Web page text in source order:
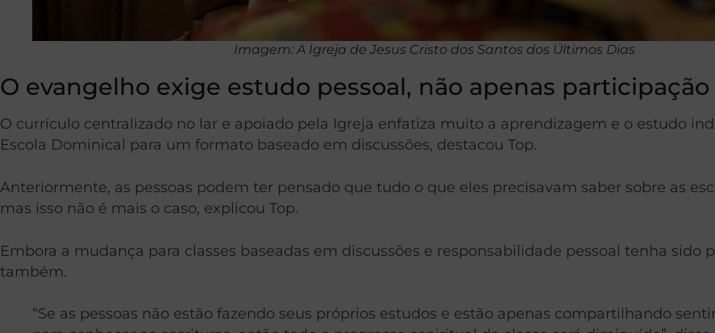
Imagem: A Igreja de Jesus Cristo dos Santos dos Últimos Dias
O evangelho exige estudo pessoal, não apenas participação
O currículo centralizado no lar e apoiado pela Igreja enfatiza muito a aprendizagem e o estudo
Escola Dominical para um formato baseado em discussões, destacou Top.
Anteriormente, as pessoas podem ter pensado que tudo o que eles precisavam saber sobre as
mas isso não é mais o caso, explicou Top.
Embora a mudança para classes baseadas em discussões e responsabilidade pessoal tenha
também.
“Se as pessoas não estão fazendo seus próprios estudos e estão apenas compartilhando